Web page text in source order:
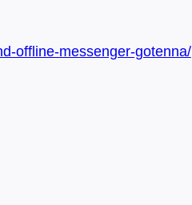
offline-messenger-gotenna/